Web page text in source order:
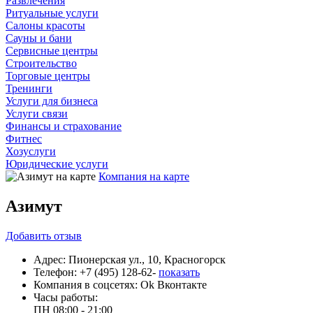
Ритуальные услуги
Салоны красоты
Сауны и бани
Сервисные центры
Строительство
Торговые центры
Тренинги
Услуги для бизнеса
Услуги связи
Финансы и страхование
Фитнес
Хозуслуги
Юридические услуги
Компания на карте
Азимут
Добавить отзыв
Адрес: Пионерская ул., 10, Красногорск
Телефон: +7 (495) 128-62- показать
Компания в соцсетях: Ok Вконтакте
Часы работы:
ПН 08:00 - 21:00